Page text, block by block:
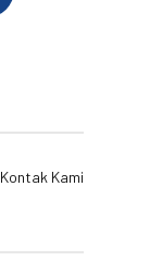
Kontak Kami